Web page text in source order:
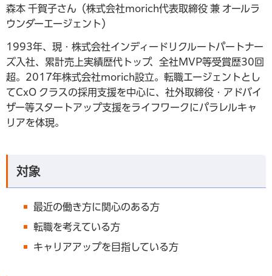
森本 千賀子さん（株式会社morich代表取締役 兼 オールラ
ウンダーエージェント）
1993年、現・株式会社インディードリクルートパートナー
ズ入社、累計売上実績歴代トップ、全社MVP等受賞歴30回
超。2017年株式会社morich設立。転職エージェントとし
てCxO クラスの採用支援を中心に、社外取締役・アドバイ
ザー等スタートアップ支援をライフワークにパラレルキャ
リアを体現。
対象
最近の働き方に関心のある方
転職を考えている方
キャリアアップを目指している方